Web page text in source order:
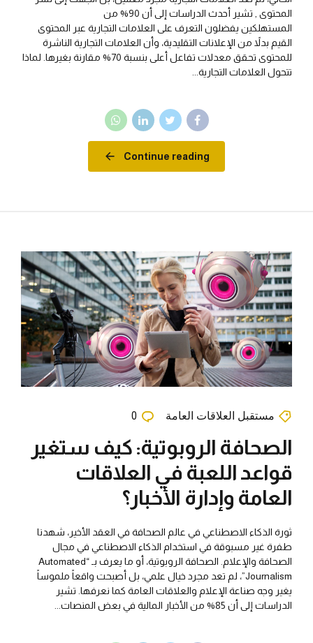
المحتوى , تشير أحدث الدراسات إلى أن 90% من
المستهلكين يفضلون التعرف على العلامات التجارية عبر المحتوى
القيم بدلاً من الإعلانات التقليدية، وأن العلامات التجارية الناشرة
للمحتوى تحقق معدلات تفاعل أعلى بنسبة 70% مقارنة بغيرها. لماذا
تتحول العلامات التجارية...
Continue reading
مستقبل العلاقات العامة 0
الصحافة الروبوتية: كيف ستغير
قواعد اللعبة في العلاقات
العامة وإدارة الأخبار؟
ثورة الذكاء الاصطناعي في عالم الصحافة في العقد الأخير، شهدنا
طفرة غير مسبوقة في استخدام الذكاء الاصطناعي في مجال
الصحافة والإعلام. الصحافة الروبوتية، أو ما يعرف بـ “Automated
Journalism”، لم تعد مجرد خيال علمي، بل أصبحت واقعاً ملموساً
يغير وجه صناعة الإعلام والعلاقات العامة كما نعرفها. تشير
الدراسات إلى أن 85% من الأخبار المالية في بعض المنصات...